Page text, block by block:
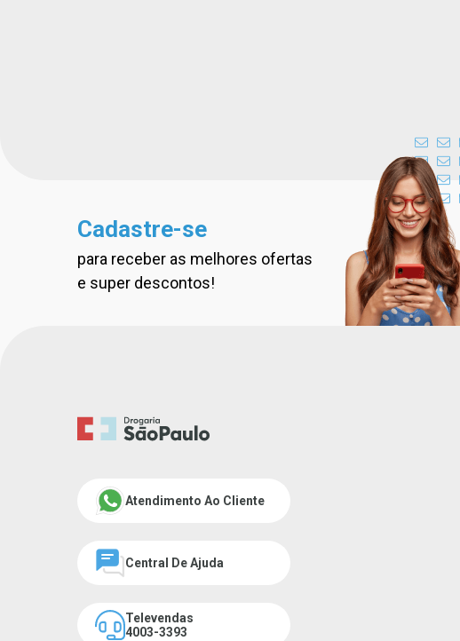
Cadastre-se na nossa
Cadastre-se
para receber as melhores ofertas
e super descontos!
Atendimento Ao Cliente
Central De Ajuda
Televendas
4003-3393